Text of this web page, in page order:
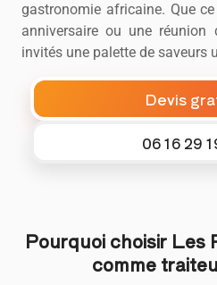
gastronomie africaine. Que
anniversaire ou une réunion
invités une palette de saveurs
Devis
06 16 29
Pourquoi choisir Les
comme